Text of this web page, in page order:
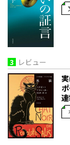
3 レビュー
連